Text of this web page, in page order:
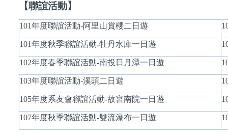
【聯誼活動】
101年度聯誼活動-阿里山賞櫻二日遊
101年度秋季聯誼活動-牡丹水庫一日遊
102年度春季聯誼活動-南投日月潭一日遊
103年度聯誼活動-溪頭二日遊
105年度系友會聯誼活動-故宮南院一日遊
107年度秋季聯誼活動-雙流瀑布一日遊